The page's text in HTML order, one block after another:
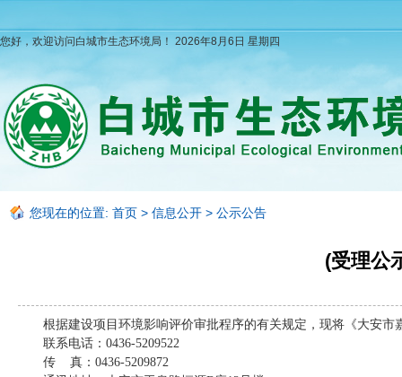
您好，欢迎访问白城市生态环境局！ 2026年8月6日 星期四
您现在的位置: 首页 > 信息公开 > 公示公告
(受理公
根据建设项目环境影响评价审批程序的有关规定，现将《大安市
联系电话：0436-5209522
传 真：0436-5209872